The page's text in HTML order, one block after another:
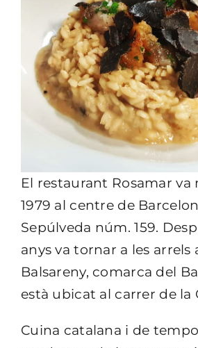
El restaurant Rosamar va
1979 al centre de
Sepúlveda núm. 159.
anys va tornar a les arrels
Balsareny, comarca del
està ubicat al carrer de la
Cuina catalana i de